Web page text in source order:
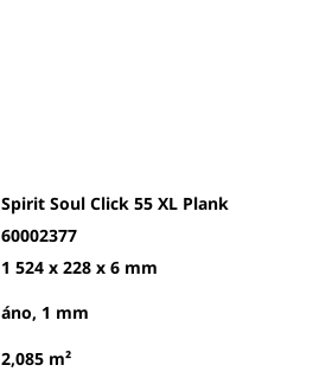
Spirit Soul Click 55 XL Plank
60002377
1 524 x 228 x 6 mm
áno, 1 mm
2,085 m²